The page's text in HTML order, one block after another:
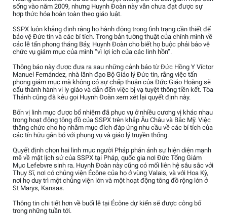
sống vào năm 2009, nhưng Huynh Đoàn này vẫn chưa đạt được sự
hợp thức hóa hoàn toàn theo giáo luật.
SSPX luôn khẳng định rằng họ hành động trong tình trạng cần thiết để
bảo vệ Đức tin và các bí tích. Trong bản tường thuật của chính mình về
các lễ tấn phong tháng Bảy, Huynh Đoàn cho biết họ buộc phải bảo vệ
chức vụ giám mục của mình “vì lợi ích của các linh hồn”.
Thông báo này được đưa ra sau những cảnh báo từ Đức Hồng Y Víctor
Manuel Fernández, nhà lãnh đạo Bộ Giáo lý Đức tin, rằng việc tấn
phong giám mục mà không có sự chấp thuận của Đức Giáo Hoàng sẽ
cấu thành hành vi ly giáo và dẫn đến việc bị vạ tuyệt thông tiền kết. Tòa
Thánh cũng đã kêu gọi Huynh Đoàn xem xét lại quyết định này.
Bốn vị linh mục được bổ nhiệm đã phục vụ ở nhiều cương vị khác nhau
trong hoạt động tông đồ của SSPX trên khắp Âu Châu và Bắc Mỹ. Việc
thăng chức cho họ nhằm mục đích đáp ứng nhu cầu về các bí tích của
các tín hữu gắn bó với phụng vụ và giáo lý truyền thống.
Quyết định chọn hai linh mục người Pháp phản ánh sự hiện diện mạnh
mẽ về mặt lịch sử của SSPX tại Pháp, quốc gia nơi Đức Tổng Giám
Mục Lefebvre sinh ra. Huynh Đoàn này cũng có mối liên hệ sâu sắc với
Thụy Sĩ, nơi có chủng viện Écône của họ ở vùng Valais, và với Hoa Kỳ,
nơi họ duy trì một chủng viện lớn và một hoạt động tông đồ rộng lớn ở
St Marys, Kansas.
Thông tin chi tiết hơn về buổi lễ tại Écône dự kiến sẽ được công bố
trong những tuần tới.